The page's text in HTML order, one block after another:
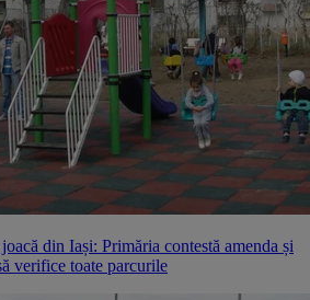
din Iași: Primăria contestă amenda și
verifice toate parcurile